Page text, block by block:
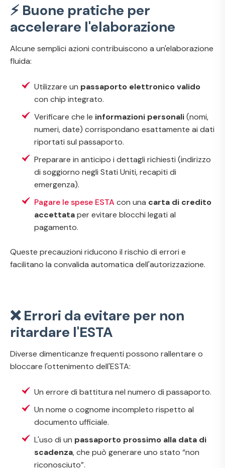
⚡ Buone pratiche per
accelerare l'elaborazione
Alcune semplici azioni contribuiscono a un'elaborazione
fluida:
Utilizzare un passaporto elettronico valido
con chip integrato.
Verificare che le informazioni personali(nomi,
numeri, date) corrispondano esattamente ai dati
riportati sul passaporto.
Preparare in anticipo i dettagli richiesti (indirizzo
di soggiorno negli Stati Uniti, recapiti di
emergenza).
Pagare le spese ESTAcon una carta di credito
accettataper evitare blocchi legati al
pagamento.
Queste precauzioni riducono il rischio di errori e
facilitano la convalida automatica dell'autorizzazione.
❌ Errori da evitare per non
ritardare l'ESTA
Diverse dimenticanze frequenti possono rallentare o
bloccare l'ottenimento dell'ESTA:
Un errore di battitura nel numero di passaporto.
Un nome o cognome incompleto rispetto al
documento ufficiale.
L'uso di un passaporto prossimo alla data di
scadenza, che può generare uno stato “non
riconosciuto”.